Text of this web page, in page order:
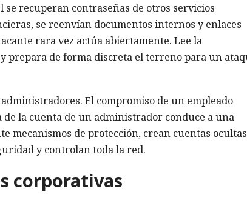
se recuperan contraseñas de otros servicios
se reenvían documentos internos y enlaces
rara vez actúa abiertamente. Lee la
prepara de forma discreta el terreno para un
El compromiso de un empleado
la cuenta de un administrador conduce a una
mecanismos de protección, crean cuentas ocultas
y controlan toda la red.
corporativas